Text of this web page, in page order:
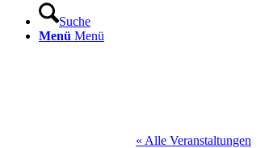
Suche
Menü Menü
« Alle Veranstaltungen